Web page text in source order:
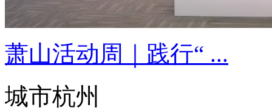
萧山活动周｜践行“ ...
城市杭州